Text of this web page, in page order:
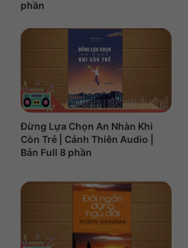
phần
Đừng Lựa Chọn An Nhàn Khi
Còn Trẻ | Cảnh Thiên Audio |
Bản Full 8 phần